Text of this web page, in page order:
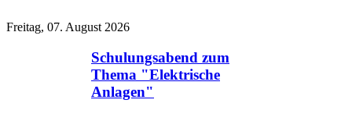
Freitag, 07. August 2026
Schulungsabend zum
Thema "Elektrische
Anlagen"